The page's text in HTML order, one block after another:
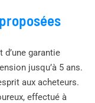
garantie
jusqu’à 5 ans.
aux acheteurs.
effectué à